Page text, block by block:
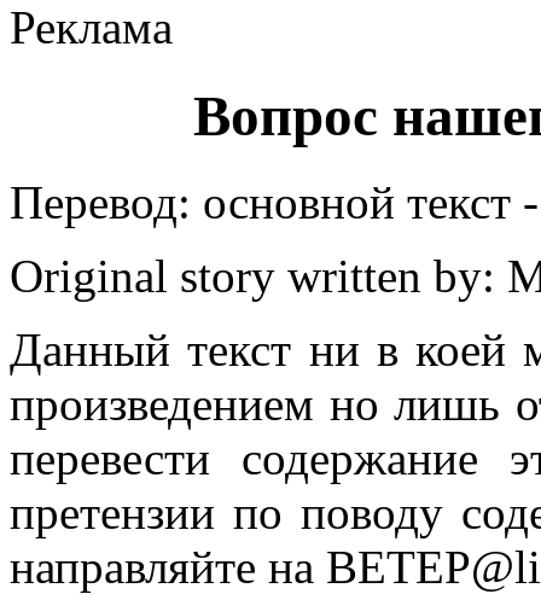
Реклама
Вопрос
Перевод: основной
Original story written by:
Данный текст ни в коей
произведением но лишь
перевести содержание
претензии по поводу
направляйте на